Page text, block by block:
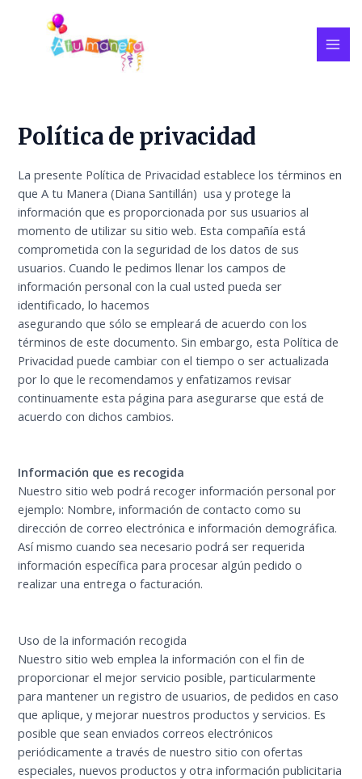
contenido
Política de privacidad
La presente Política de Privacidad establece los términos en
que A tu Manera (Diana Santillán) usa y protege la
información que es proporcionada por sus usuarios al
momento de utilizar su sitio web. Esta compañía está
comprometida con la seguridad de los datos de sus
usuarios. Cuando le pedimos llenar los campos de
información personal con la cual usted pueda ser
identificado, lo hacemos
asegurando que sólo se empleará de acuerdo con los
términos de este documento. Sin embargo, esta Política de
Privacidad puede cambiar con el tiempo o ser actualizada
por lo que le recomendamos y enfatizamos revisar
continuamente esta página para asegurarse que está de
acuerdo con dichos cambios.
Información que es recogida
Nuestro sitio web podrá recoger información personal por
ejemplo: Nombre, información de contacto como su
dirección de correo electrónica e información demográfica.
Así mismo cuando sea necesario podrá ser requerida
información específica para procesar algún pedido o
realizar una entrega o facturación.
Uso de la información recogida
Nuestro sitio web emplea la información con el fin de
proporcionar el mejor servicio posible, particularmente
para mantener un registro de usuarios, de pedidos en caso
que aplique, y mejorar nuestros productos y servicios. Es
posible que sean enviados correos electrónicos
periódicamente a través de nuestro sitio con ofertas
especiales, nuevos productos y otra información publicitaria